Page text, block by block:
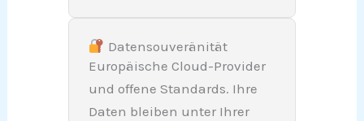
Datensouveränität
Europäische Cloud-Provider
und offene Standards. Ihre
Daten bleiben unter Ihrer